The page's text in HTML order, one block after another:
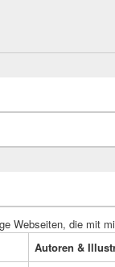
Webseiten, die mit
Autoren &